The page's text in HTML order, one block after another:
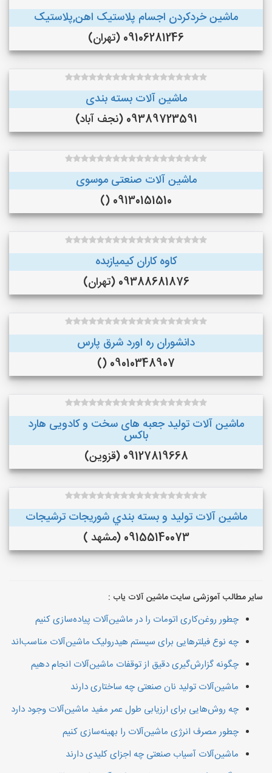
ماشین خردکردن اجسام پلاستیک اهن,پلاستیک
09106281246 (تهران)
ماشین آلات بسته بندی
09389723591 (نجف‌ آباد)
ماشین آلات صنعتی موسوی
09130151510 ()
کاوه کاران کیمیازبده
09388681876 (تهران)
دانشوران ره اورد شرق پارس
09010348907 ()
ماشین آلات تولید جعبه های سخت و کادویی هارد
باکس
09127819668 (قزوین)
ماشین آلات توليد و بسته بندي شوريجات ترشيجات
09155140073 (مشهد )
سایر مطالب آموزشی سایت ماشین آلات یاب :
چطور روغن‌کاری اتومات را در ماشین‌آلات پیاده‌سازی کنیم
چه نوع فیلترهایی برای سیستم هیدرولیک ماشین‌آلات مناسب‌اند
چگونه گزارش‌گیری دقیق از توقفات ماشین‌آلات انجام دهیم
ماشین‌آلات تولید نان صنعتی چه ساختاری دارند
چه روش‌هایی برای ارزیابی طول عمر مفید ماشین‌آلات وجود دارد
چطور مصرف انرژی ماشین‌آلات را بهینه‌سازی کنیم
ماشین‌آلات آسیاب صنعتی چه اجزای کلیدی دارند